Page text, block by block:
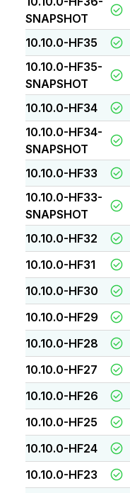
SNAPSHOT
10.10.0-HF35
10.10.0-HF35-
SNAPSHOT
10.10.0-HF34
10.10.0-HF34-
SNAPSHOT
10.10.0-HF33
10.10.0-HF33-
SNAPSHOT
10.10.0-HF32
10.10.0-HF31
10.10.0-HF30
10.10.0-HF29
10.10.0-HF28
10.10.0-HF27
10.10.0-HF26
10.10.0-HF25
10.10.0-HF24
10.10.0-HF23